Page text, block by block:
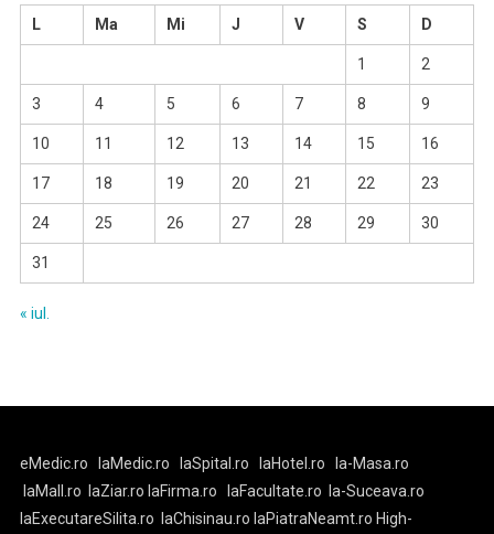
L
Ma Mi J V S D
1 2
3 4 5 6 7 8 9
10 11 12 13 14 15 16
17 18 19 20 21 22 23
24 25 26 27 28 29 30
31
« iul.
eMedic.ro laMedic.ro laSpital.ro laHotel.ro
la-Masa.ro
laMall.ro
laZiar.ro laFirma.ro laFacultate.ro
la-Suceava.ro
laExecutareSilita.ro
laChisinau.ro laPiatraNeamt.ro High-